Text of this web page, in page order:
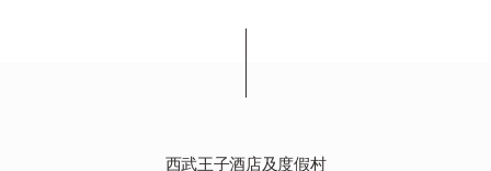
西武王子酒店及度假村